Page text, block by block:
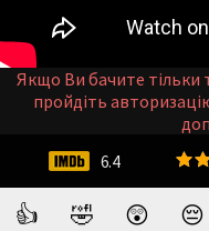
👍 🤣 😲 😔
6.4
Якщо Ви бачите тільки
пройдіть